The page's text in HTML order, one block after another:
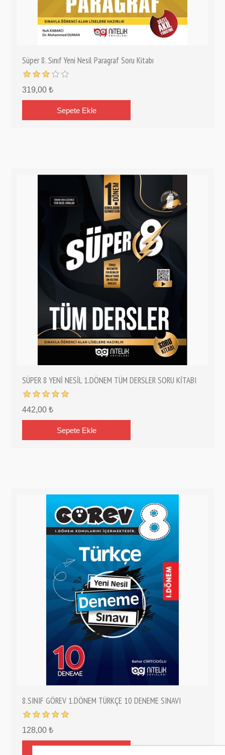
Süper 8. Sınıf Yeni Nesil Paragraf Soru Kitabı
319,00 ₺
SÜPER 8 YENİ NESİL 1.DÖNEM TÜM DERSLER SORU KİTABI
442,00 ₺
8.SINIF GÖREV 1.DÖNEM TÜRKÇE 10 DENEME SINAVI
128,00 ₺